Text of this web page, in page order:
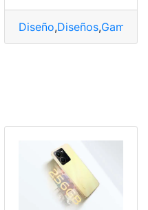
Diseño,Diseños,Gama